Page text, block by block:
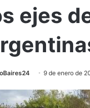
ejes
9 de enero de